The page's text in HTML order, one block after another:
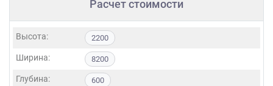
Расчет стоимости
Высота: 2200
Ширина: 8200
Глубина: 600